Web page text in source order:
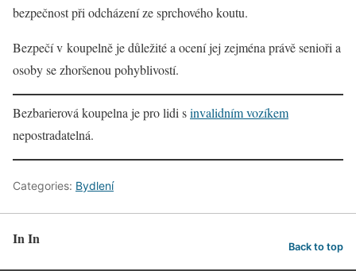
bezpečnost při odcházení ze sprchového koutu.
Bezpečí v koupelně je důležité a ocení jej zejména právě senioři a
osoby se zhoršenou pohyblivostí.
Bezbarierová koupelna je pro lidi sinvalidním vozíkem
nepostradatelná.
Categories: Bydlení
In In Back to top